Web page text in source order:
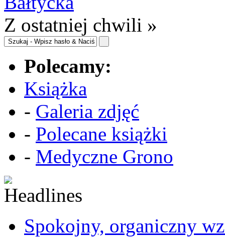
Z ostatniej chwili »
Polecamy:
Książka
- Galeria zdjęć
- Polecane książki
- Medyczne Grono
Spokojny, organiczny